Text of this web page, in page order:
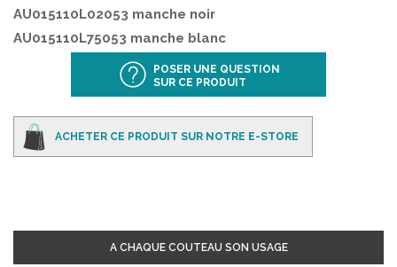
AU015110L02053 manche noir
AU015110L75053 manche blanc
POSER UNE QUESTION
SUR CE PRODUIT
ACHETER CE PRODUIT SUR NOTRE E-STORE
A CHAQUE COUTEAU SON USAGE